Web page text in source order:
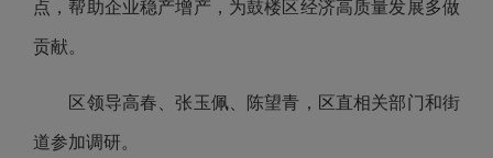
点，帮助企业稳产增产，为鼓楼区经济高质量发展多做
贡献。
区领导高春、张玉佩、陈望青，区直相关部门和街
道参加调研。